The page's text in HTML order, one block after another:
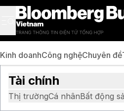
Kinh doanhCông nghệChuyên đề
Tài chính
Thị trườngCá nhânBất động